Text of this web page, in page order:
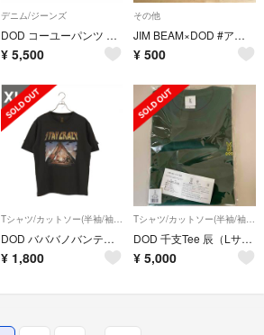
デニム/ジーンズ
DOD コーユーパンツ Mサイズ ブルー
¥ 5,500
その他
JIM BEAM×DOD #アオゾラカンホルダー ２点セット
¥ 500
Tシャツ/カットソー(半袖/袖なし)
DOD バババノバンティー XL
¥ 1,800
Tシャツ/カットソー(半袖/袖なし)
DOD 千支Tee 辰（Lサイズ)
¥ 5,000